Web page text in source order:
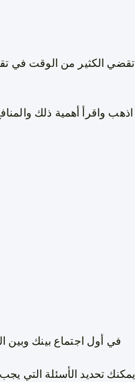
تقضي الكثير من الوقت في
اذهب واقرأ أهمية ذلك
في أول اجتماع بينك
يمكنك تحديد الأسئلة التي